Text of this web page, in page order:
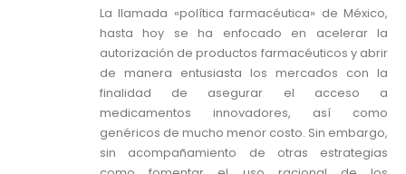
La llamada «política farmacéutica» de México,
hasta hoy se ha enfocado en acelerar la
autorización de productos farmacéuticos y abrir
de manera entusiasta los mercados con la
finalidad de asegurar el acceso a
medicamentos innovadores, así como
genéricos de mucho menor costo. Sin embargo,
sin acompañamiento de otras estrategias